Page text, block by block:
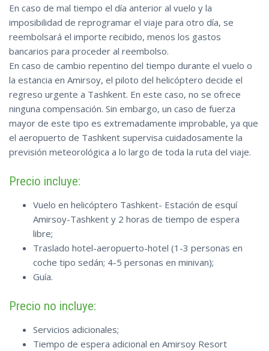
En caso de mal tiempo el día anterior al vuelo y la
imposibilidad de reprogramar el viaje para otro día, se
reembolsará el importe recibido, menos los gastos
bancarios para proceder al reembolso.
En caso de cambio repentino del tiempo durante el vuelo o
la estancia en Amirsoy, el piloto del helicóptero decide el
regreso urgente a Tashkent. En este caso, no se ofrece
ninguna compensación. Sin embargo, un caso de fuerza
mayor de este tipo es extremadamente improbable, ya que
el aeropuerto de Tashkent supervisa cuidadosamente la
previsión meteorológica a lo largo de toda la ruta del viaje.
Precio incluye:
Vuelo en helicóptero Tashkent- Estación de esquí
Amirsoy-Tashkent y 2 horas de tiempo de espera
libre;
Traslado hotel-aeropuerto-hotel (1-3 personas en
coche tipo sedán; 4-5 personas en minivan);
Guía.
Precio no incluye:
Servicios adicionales;
Tiempo de espera adicional en Amirsoy Resort